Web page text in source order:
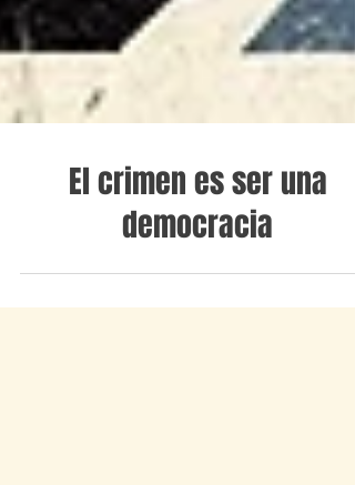
El crimen es ser una
democracia